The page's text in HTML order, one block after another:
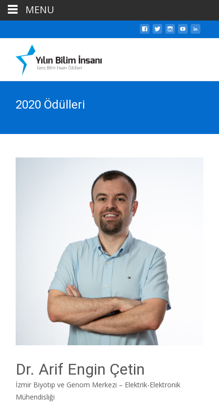
2020 Ödülleri
Dr. Arif Engin Çetin
İzmir Biyotıp ve Genom Merkezi – Elektrik-Elektronik
Mühendisliği
MENU